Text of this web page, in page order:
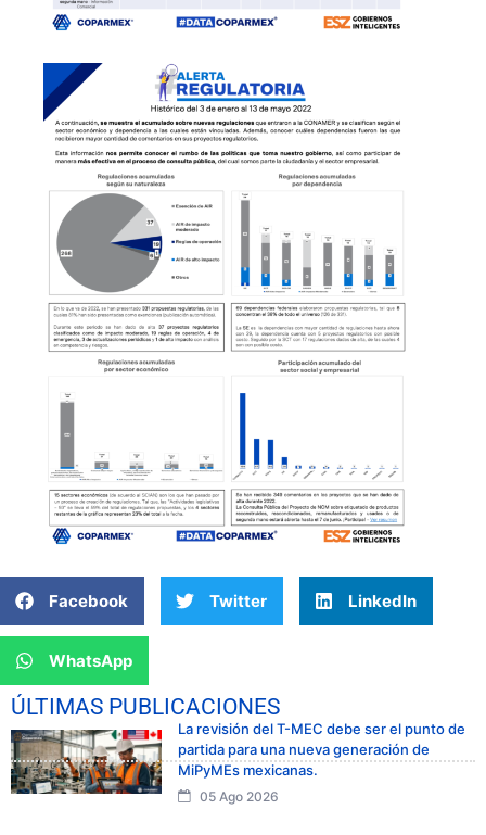
Facebook Twitter LinkedIn
WhatsApp
ÚLTIMAS PUBLICACIONES
La revisión del T-MEC debe ser el punto de
partida para una nueva generación de
MiPyMEs mexicanas.
05 Ago 2026